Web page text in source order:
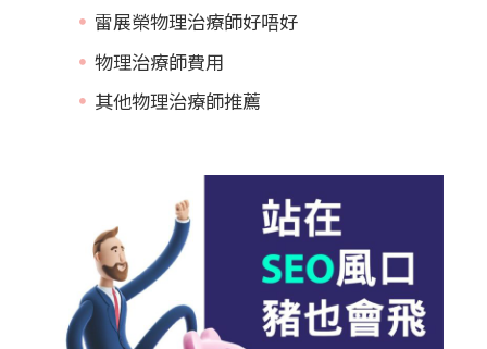
雷展榮物理治療師好唔好
物理治療師費用
其他物理治療師推薦